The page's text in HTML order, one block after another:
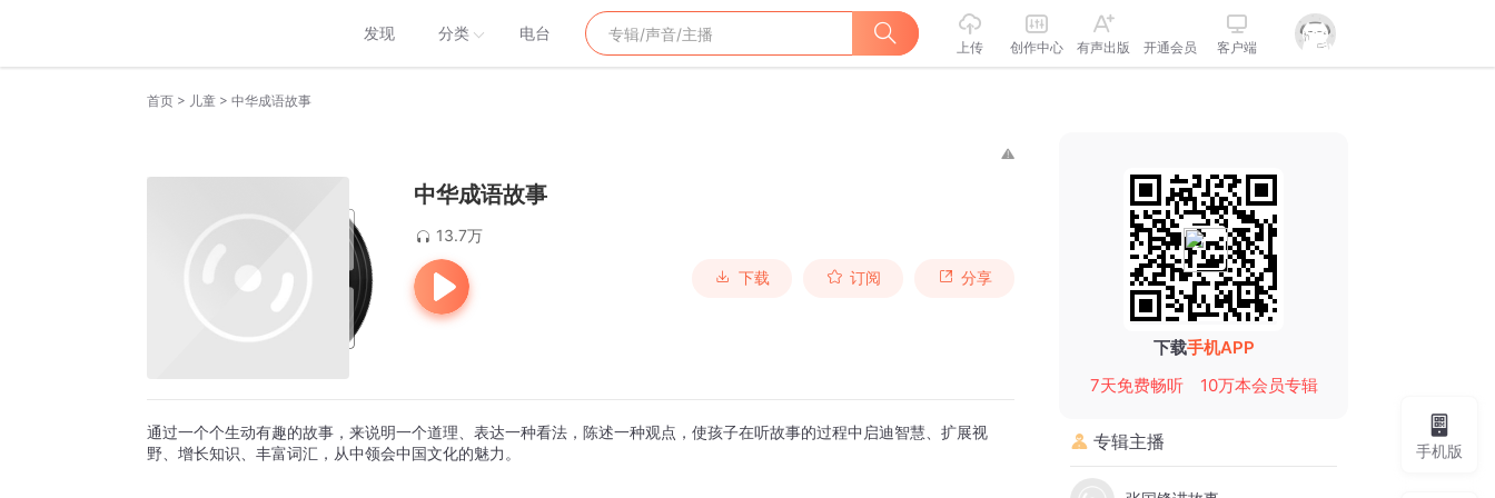
发现 分类 电台
上传 创作中心 有声出版 开通会员 客户端
首页 > 儿童 > 中华成语故事
中华成语故事
13.7万
下载 订阅 分享
通过一个个生动有趣的故事，来说明一个道理、表达一种看法，陈述一种观点，使孩子在听故事的过程中启迪智慧、扩展视
野、增长知识、丰富词汇，从中领会中国文化的魅力。
下载手机APP
7天免费畅听
10万本会员专辑
专辑主播 手机版